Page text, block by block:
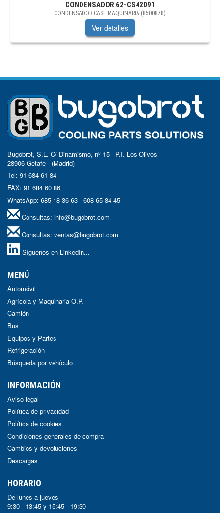
CONDENSADOR 62-CS42091
CONDENSADOR CASE MAQUINARIA (8500878)
Ver detalles
Bugobrot, S.L. C/ Dinamismo, nº 15 - P.I. Los Olivos
28906 Getafe - (Madrid)
Tel: 91 684 61 84
FAX: 91 684 60 86
WhatsApp: 685 18 36 63 - 608 65 84 45
Consultas: info@bugobrot.com
Consultas: ventas@bugobrot.com
Síguenos en LinkedIn...
MENÚ
Automóvil
Agrícola y Maquinaria O.P.
Camión
Bus
Equipos y Partes
Refrigeración
Búsqueda por vehículo
INFORMACIÓN
Aviso legal
Política de privacidad
Política de cookies
Condiciones generales de compra
Cambios y devoluciones
Descargas
HORARIO
De lunes a jueves
9:30 - 13:45 y 15:45 - 19:30